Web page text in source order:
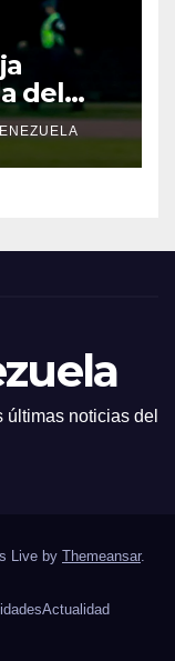
del
noticias del
Live by Themeansar.
Actualidad